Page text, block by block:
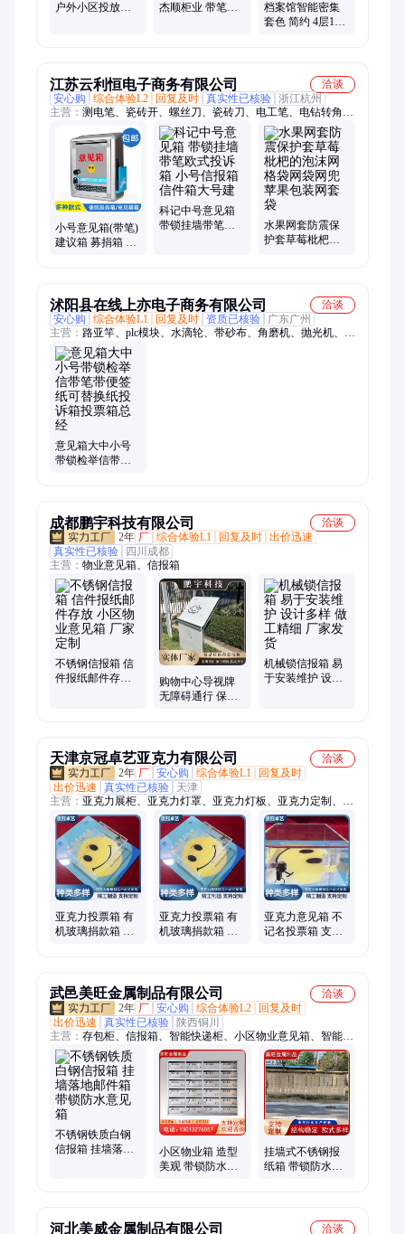
户外小区投放箱
杰顺柜业 带笔意
档案馆智能密集
套色 简约 4层12
江苏云利恒电子商务有限公司
洽谈
安心购
综合体验L2 回复及时 真实性已核验 浙江杭州
主营： 测电笔、瓷砖开、螺丝刀、瓷砖刀、电工笔、电钻转角、
弯头拐弯、电钻拐角、数显电工、划厚瓷砖、拐弯钻头、金刚石
划、电动拐角弯、电钻万向弯曲、多彩电笔水晶
小号意见箱(带笔)
建议箱 募捐箱 信
科记中号意见箱
带锁挂墙带笔欧
水果网套防震保
护套草莓枇杷的
沭阳县在线上亦电子商务有限公司
洽谈
安心购
综合体验L1 回复及时 资质已核验
广东广州
主营： 路亚竿、plc模块、水滴轮、带砂布、角磨机、抛光机、套
丝机、控制器、螺母枪、抛光片、千分尺、拉铆枪、砂布卷、传
感器、渔轮箱、铆钉枪、槽刀杆、研磨机、水磨片、切槽刀、控
制模块、采集模块、稳定电源、手撕砂布、玉石磨片
意见箱大中小号
带锁检举信带笔
成都鹏宇科技有限公司
洽谈
2年 厂 综合体验L1 回复及时 出价迅速
真实性已核验
四川成都
主营： 物业意见箱、信报箱
不锈钢信报箱 信
件报纸邮件存放
购物中心导视牌
无障碍通行 保护
机械锁信报箱 易
于安装维护 设计
天津京冠卓艺亚克力有限公司
洽谈
2年 厂 安心购 综合体验L1
回复及时
出价迅速
真实性已核验
天津
主营： 亚克力展柜、亚克力灯罩、亚克力灯板、亚克力定制、弧
形亚克力、弧形有机玻璃、曲面有机玻璃、透明亚克力、亚克力
造型、有机玻璃模型、挡风有机玻璃、舱盖有机玻璃、异形有机
玻璃定制、天津亚克力定制、有机玻璃加工、亚克力加工、亚克
力有机玻璃加工、招牌门头加工、亚克公共标牌、银饰玻璃展示
柜、亚克力展示盒加工、无人机透明罩、无尘车间隔板、亚克力
墙体柜、有机玻璃柜加工
亚克力投票箱 有
机玻璃捐款箱 意
亚克力投票箱 有
机玻璃捐款箱 意
亚克力意见箱 不
记名投票箱 支持
武邑美旺金属制品有限公司
洽谈
2年 厂 安心购 综合体验L2
回复及时
出价迅速
真实性已核验
陕西铜川
主营： 存包柜、信报箱、智能快递柜、小区物业意见箱、智能存
包柜、地图柜、不锈钢置物架、智能选层柜、不锈钢中药柜、手
机充电柜、智能手机存放柜、保密柜、文件柜、消防战斗服架、
取餐柜
不锈钢铁质白钢
信报箱 挂墙落地
小区物业箱 造型
美观 带锁防水意
挂墙式不锈钢报
纸箱 带锁防水意
河北美威金属制品有限公司 洽谈